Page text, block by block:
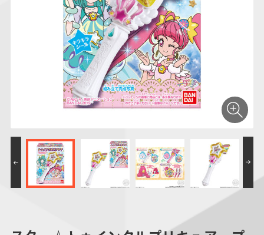
仮面ライダーシリー
ズ
PROJECT R.E.D.・
スーパー戦隊シリー
ズ
ガンダムシリーズ
ポケットモンスター
アンパンマン
サンリオキャラクタ
ーズ
キャラパキ
つりグミ
にふぉるめーしょん
＆スクエアシール
SMPシリーズ
ポケモンスケールワ
ールド
キャラデコ